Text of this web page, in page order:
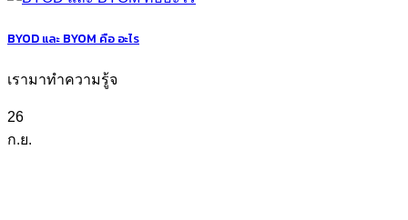
BYOD และ BYOM คือ อะไร
เรามาทำความรู้จ
26
ก.ย.